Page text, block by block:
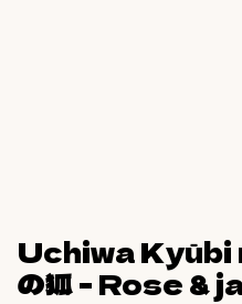
Uchiwa Kyūbi
の狐 - Rose &